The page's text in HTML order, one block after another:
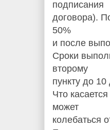
подписания
договора).
50%
и после
Сроки
второму
пункту до 10
Что
может
колебаться